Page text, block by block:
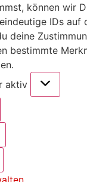
können wir
IDs auf
deine
bestimmte
aktiv